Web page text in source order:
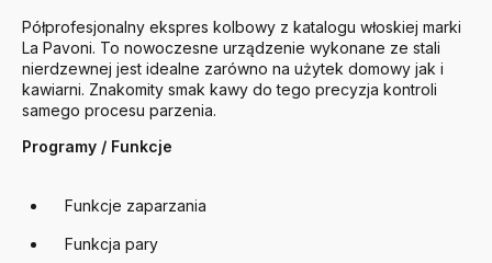
Półprofesjonalny ekspres kolbowy z katalogu włoskiej marki
La Pavoni. To nowoczesne urządzenie wykonane ze stali
nierdzewnej jest idealne zarówno na użytek domowy jak i
kawiarni. Znakomity smak kawy do tego precyzja kontroli
samego procesu parzenia.
Programy / Funkcje
Funkcje zaparzania
Funkcja pary